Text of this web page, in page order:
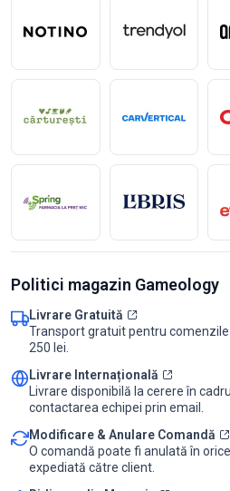
Politici magazin Gameology
Livrare Gratuită
Transport gratuit pentru
250 lei.
Livrare Internațională
Livrare disponibilă la cerere în
contactarea echipei prin email.
Modificare & Anulare Comandă
O comandă poate fi anulată în
expediată către client.